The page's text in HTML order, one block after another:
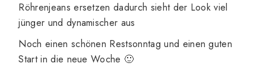
Röhrenjeans ersetzen dadurch sieht der Look viel
jünger und dynamischer aus
Noch einen schönen Restsonntag und einen guten
Start in die neue Woche 🙂